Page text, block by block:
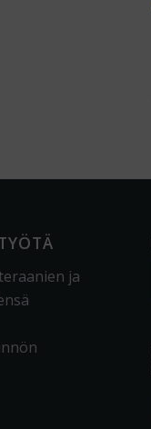
ja